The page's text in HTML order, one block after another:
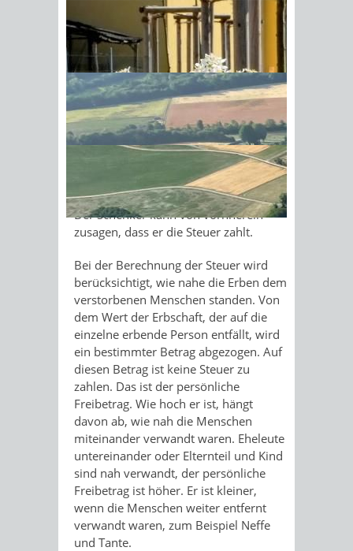
Sonnenschein am Morgen im
Ahornwald
Erwerber sind in der Regel die Erben.
Bereicherung ist der Wert der
Erbschaft.
Bei einer Erbschaft ist jeder einzelne
Erwerber Steuerschuldner für die
Steuer auf seinen Vermögenszuwachs.
Bei einer Schenkung ist der Beschenkte
Steuerschuldner. Wenn der Beschenkte
die Steuer nicht zahlt, wird der
Schenker in Anspruch genommen.
Der Schenker kann von vornherein
zusagen, dass er die Steuer zahlt.
Bei der Berechnung der Steuer wird
berücksichtigt, wie nahe die Erben dem
verstorbenen Menschen standen. Von
dem Wert der Erbschaft, der auf die
einzelne erbende Person entfällt, wird
ein bestimmter Betrag abgezogen. Auf
diesen Betrag ist keine Steuer zu
zahlen. Das ist der persönliche
Freibetrag. Wie hoch er ist, hängt
davon ab, wie nah die Menschen
miteinander verwandt waren. Eheleute
untereinander oder Elternteil und Kind
sind nah verwandt, der persönliche
Freibetrag ist höher. Er ist kleiner,
wenn die Menschen weiter entfernt
verwandt waren, zum Beispiel Neffe
und Tante.